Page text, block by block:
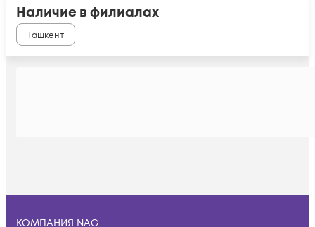
Наличие в филиалах
Ташкент
КОМПАНИЯ NAG